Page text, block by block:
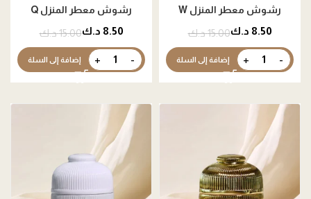
رشوش معطر المنزل W
15.00د.ك 8.50 د.ك
إضافة إلى السلة
رشوش معطر المنزل Q
15.00د.ك 8.50 د.ك
إضافة إلى السلة